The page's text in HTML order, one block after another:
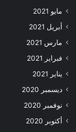
مايو 2021
أبريل 2021
مارس 2021
فبراير 2021
يناير 2021
ديسمبر 2020
نوفمبر 2020
أكتوبر 2020